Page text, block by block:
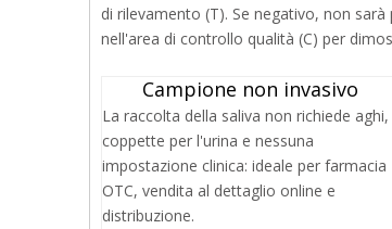
di rilevamento (T). Se negativo, non
nell'area di controllo qualità (C) per
Campione non invasivo
La raccolta della saliva non richiede aghi,
coppette per l'urina e nessuna
impostazione clinica: ideale per farmacia
OTC, vendita al dettaglio online e
distribuzione.